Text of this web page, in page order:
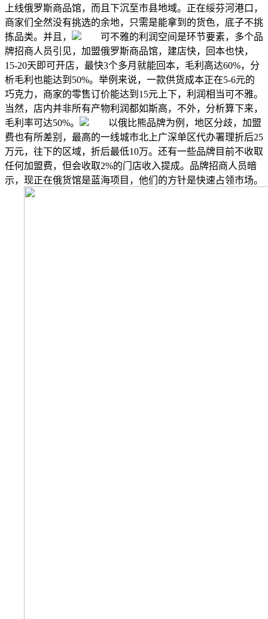
上线俄罗斯商品馆，而且下沉至市县地域。正在绥芬河港口，
商家们全然没有挑选的余地，只需是能拿到的货色，底子不挑
拣品类。并且，
可不雅的利润空间是环节要素，多个品
牌招商人员引见，加盟俄罗斯商品馆，建店快，回本也快，
15-20天即可开店，最快3个多月就能回本，毛利高达60%，分
析毛利也能达到50%。举例来说，一款供货成本正在5-6元的
巧克力，商家的零售订价能达到15元上下，利润相当可不雅。
当然，店内并非所有产物利润都如斯高，不外，分析算下来，
毛利率可达50%。
以俄比熊品牌为例，地区分歧，加盟
费也有所差别，最高的一线城市北上广深单区代办署理折后25
万元，往下的区域，折后最低10万。还有一些品牌目前不收取
任何加盟费，但会收取2%的门店收入提成。品牌招商人员暗
示，现正在俄货馆是蓝海项目，他们的方针是快速占领市场。